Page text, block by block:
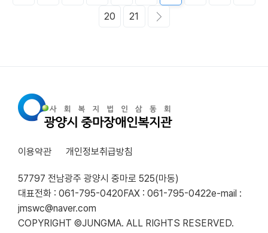
20
21
이용약관 개인정보취급방침
57797 전남광주 광양시 중마로 525(마동)
대표전화 : 061-795-0420FAX : 061-795-0422e-mail :
jmswc@naver.com
COPYRIGHT ©JUNGMA. ALL RIGHTS RESERVED.